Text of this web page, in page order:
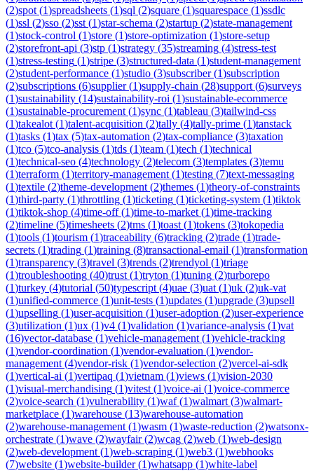
(2)spot (1)spreadsheets (1)sql (2)square (1)squarespace (1)ssdlc
(1)ssl (2)sso (2)sst (1)star-schema (2)startup (2)state-management
(1)stock-control (1)store (1)store-optimization (1)store-setup
(2)storefront-api (3)stp (1)strategy (35)streaming (4)stress-test
(1)stress-testing (1)stripe (3)structured-data (1)student-management
(2)student-performance (1)studio (3)subscriber(1)subscription
(2)subscriptions (6)supplier(1)supply-chain (28)support (6)surveys
(1)sustainability (14)sustainability-roi (1)sustainable-ecommerce
(1)sustainable-procurement (1)sync (1)tableau (3)tailwind-css
(1)takealot (1)talent-acquisition (2)tally (4)tally-prime (1)tanstack
(1)tasks (1)tax (5)tax-automation (2)tax-compliance (3)taxation
(1)tco (5)tco-analysis (1)tds (1)team (1)tech (1)technical
(1)technical-seo (4)technology (2)telecom (3)templates (3)temu
(1)terraform (1)territory-management (1)testing (7)text-messaging
(1)textile (2)theme-development (2)themes (1)theory-of-constraints
(1)third-party (1)throttling (1)ticketing (1)ticketing-system (1)tiktok
(1)tiktok-shop (4)time-off(1)time-to-market (1)time-tracking
(2)timeline (5)timesheets (2)tms (1)toast (1)tokens (3)tokopedia
(1)tools (1)tourism (1)traceability (6)tracking (2)trade (1)trade-
secrets (1)trading (1)training (8)transactional-email (1)transformation
(1)transparency (3)travel (3)trends (2)trendyol (1)triage
(1)troubleshooting (40)trust (1)tryton (1)tuning (2)turborepo
(1)turkey (4)tutorial (50)typescript (4)uae (3)uat (1)uk (2)uk-vat
(1)unified-commerce (1)unit-tests (1)updates (1)upgrade (3)upsell
(1)upselling (1)user-acquisition (1)user-adoption (2)user-experience
(3)utilization (1)ux (1)v4 (1)validation (1)variance-analysis (1)vat
(16)vector-database (1)vehicle-management (1)vehicle-tracking
(1)vendor-coordination (1)vendor-evaluation (1)vendor-
management (4)vendor-risk (1)vendor-selection (2)vercel-ai-sdk
(1)vertical-ai (1)vertipaq (1)vietnam (1)views (1)vision-2030
(1)visual-merchandising (1)vitest (1)voice-ai (1)voice-commerce
(2)voice-search (1)vulnerability (1)waf(1)walmart (3)walmart-
marketplace (1)warehouse (13)warehouse-automation
(2)warehouse-management (1)wasm (1)waste-reduction (2)watsonx-
orchestrate (1)wave (2)wayfair(2)wcag (2)web (1)web-design
(2)web-development (1)web-scraping (1)web3 (1)webhooks
(7)website (1)website-builder(1)whatsapp (1)white-label